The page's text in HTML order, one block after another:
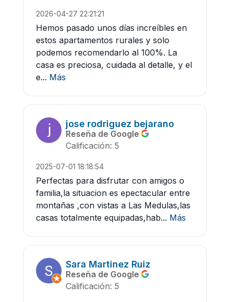
2026-04-27 22:21:21
Hemos pasado unos días increíbles en
estos apartamentos rurales y solo
podemos recomendarlo al 100%. La
casa es preciosa, cuidada al detalle, y el
e... Más
jose rodriguez bejarano
Reseña de Google
Calificación: 5
2025-07-01 18:18:54
Perfectas para disfrutar con amigos o
familia,la situacion es epectacular entre
montañas ,con vistas a Las Medulas,las
casas totalmente equipadas,hab... Más
Sara Martinez Ruiz
Reseña de Google
Calificación: 5